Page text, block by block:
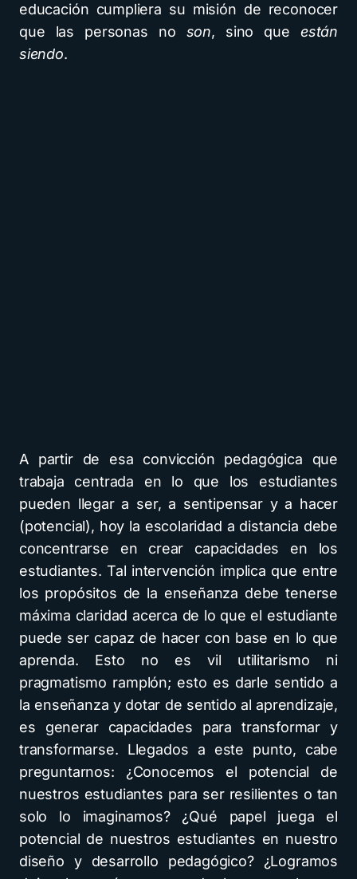
educación cumpliera su misión de reconocer
que las personas no son, sino que están
siendo.
A partir de esa convicción pedagógica que
trabaja centrada en lo que los estudiantes
pueden llegar a ser, a sentipensar y a hacer
(potencial), hoy la escolaridad a distancia debe
concentrarse en crear capacidades en los
estudiantes. Tal intervención implica que entre
los propósitos de la enseñanza debe tenerse
máxima claridad acerca de lo que el estudiante
puede ser capaz de hacer con base en lo que
aprenda. Esto no es vil utilitarismo ni
pragmatismo ramplón; esto es darle sentido a
la enseñanza y dotar de sentido al aprendizaje,
es generar capacidades para transformar y
transformarse. Llegados a este punto, cabe
preguntarnos: ¿Conocemos el potencial de
nuestros estudiantes para ser resilientes o tan
solo lo imaginamos? ¿Qué papel juega el
potencial de nuestros estudiantes en nuestro
diseño y desarrollo pedagógico? ¿Logramos